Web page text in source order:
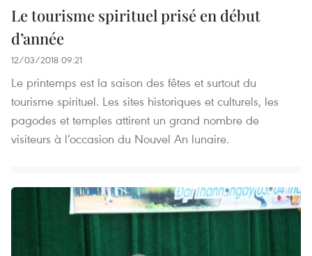
Le tourisme spirituel prisé en début
d’année
12/03/2018 09:21
Le printemps est la saison des fêtes et surtout du
tourisme spirituel. Les sites historiques et culturels, les
pagodes et temples attirent un grand nombre de
visiteurs à l’occasion du Nouvel An lunaire.